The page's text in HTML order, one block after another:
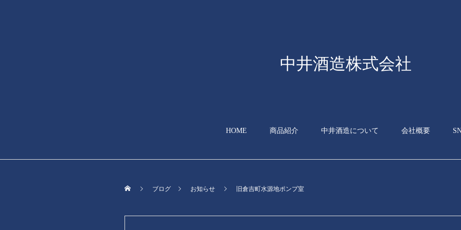
中井酒造株式会社
HOME 商品紹介 中井酒造について 会社概要
ブログ お知らせ 旧倉吉町水源地ポンプ室